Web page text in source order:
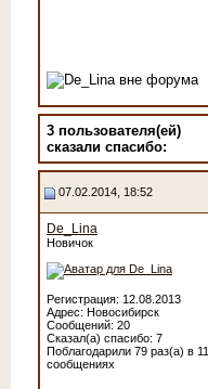
3 пользователя(ей)
сказали cпасибо:
07.02.2014, 18:52
De_Lina
Новичок
Регистрация: 12.08.2013
Адрес: Новосибирск
Сообщений: 20
Сказал(а) спасибо: 7
Поблагодарили 79 раз(а) в 11
сообщениях